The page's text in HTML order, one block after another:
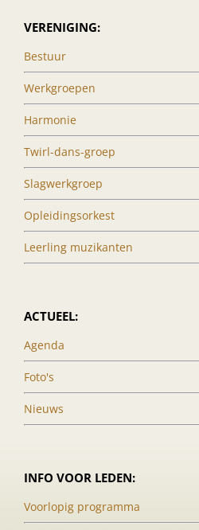
VERENIGING:
Bestuur
Werkgroepen
Harmonie
Twirl-dans-groep
Slagwerkgroep
Opleidingsorkest
Leerling muzikanten
ACTUEEL:
Agenda
Foto's
Nieuws
INFO VOOR LEDEN:
Voorlopig programma